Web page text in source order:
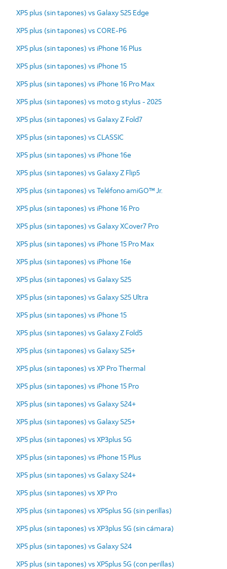
XP5 plus (sin tapones) vs Galaxy S25 Edge
XP5 plus (sin tapones) vs CORE-P6
XP5 plus (sin tapones) vs iPhone 16 Plus
XP5 plus (sin tapones) vs iPhone 15
XP5 plus (sin tapones) vs iPhone 16 Pro Max
XP5 plus (sin tapones) vs moto g stylus - 2025
XP5 plus (sin tapones) vs Galaxy Z Fold7
XP5 plus (sin tapones) vs CLASSIC
XP5 plus (sin tapones) vs iPhone 16e
XP5 plus (sin tapones) vs Galaxy Z Flip5
XP5 plus (sin tapones) vs Teléfono amiGO™ Jr.
XP5 plus (sin tapones) vs iPhone 16 Pro
XP5 plus (sin tapones) vs Galaxy XCover7 Pro
XP5 plus (sin tapones) vs iPhone 15 Pro Max
XP5 plus (sin tapones) vs iPhone 16e
XP5 plus (sin tapones) vs Galaxy S25
XP5 plus (sin tapones) vs Galaxy S25 Ultra
XP5 plus (sin tapones) vs iPhone 15
XP5 plus (sin tapones) vs Galaxy Z Fold5
XP5 plus (sin tapones) vs Galaxy S25+
XP5 plus (sin tapones) vs XP Pro Thermal
XP5 plus (sin tapones) vs iPhone 15 Pro
XP5 plus (sin tapones) vs Galaxy S24+
XP5 plus (sin tapones) vs Galaxy S25+
XP5 plus (sin tapones) vs XP3plus 5G
XP5 plus (sin tapones) vs iPhone 15 Plus
XP5 plus (sin tapones) vs Galaxy S24+
XP5 plus (sin tapones) vs XP Pro
XP5 plus (sin tapones) vs XP5plus 5G (sin perillas)
XP5 plus (sin tapones) vs XP3plus 5G (sin cámara)
XP5 plus (sin tapones) vs Galaxy S24
XP5 plus (sin tapones) vs XP5plus 5G (con perillas)